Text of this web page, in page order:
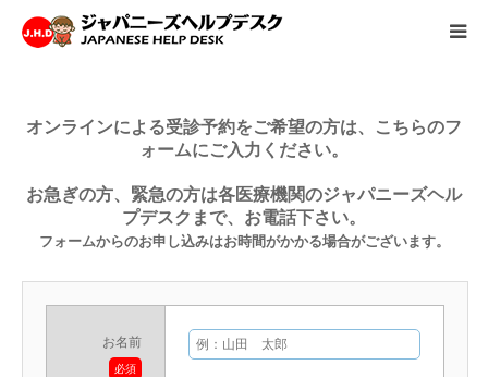
オンラインによる受診予約をご希望の方は、こちらのフ
ォームにご入力ください。
お急ぎの方、緊急の方は各医療機関のジャパニーズヘル
プデスクまで、お電話下さい。
フォームからのお申し込みはお時間がかかる場合がございます。
お名前
必須
病院情報
会社概要
お問い合わせ